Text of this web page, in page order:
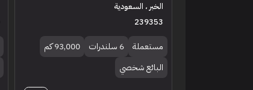
الخبر ، السعودية
239353
مستعملة 6 سلندرات
93,000 كم
البائع شخصي